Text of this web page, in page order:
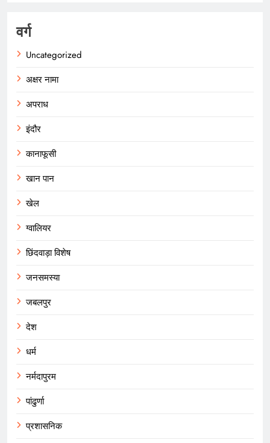
वर्ग
Uncategorized
अक्षर नामा
अपराध
इंदौर
कानाफूसी
खान पान
खेल
ग्वालियर
छिंदवाड़ा विशेष
जनसमस्या
जबलपुर
देश
धर्म
नर्मदापुरम
पांढुर्णा
प्रशासनिक